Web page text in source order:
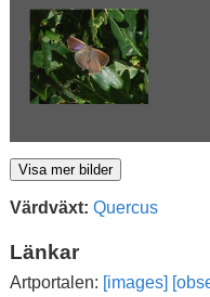
Värdväxt: Quercus
Länkar
Artportalen: [images]